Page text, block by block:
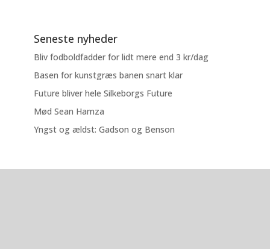
Seneste nyheder
Bliv fodboldfadder for lidt mere end 3 kr/dag
Basen for kunstgræs banen snart klar
Future bliver hele Silkeborgs Future
Mød Sean Hamza
Yngst og ældst: Gadson og Benson